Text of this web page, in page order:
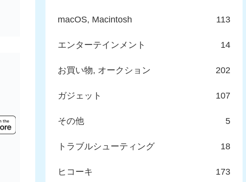
macOS, Macintosh 113
エンターテインメント 14
お買い物, オークション 202
ガジェット 107
その他 5
トラブルシューティング 18
ヒコーキ 173